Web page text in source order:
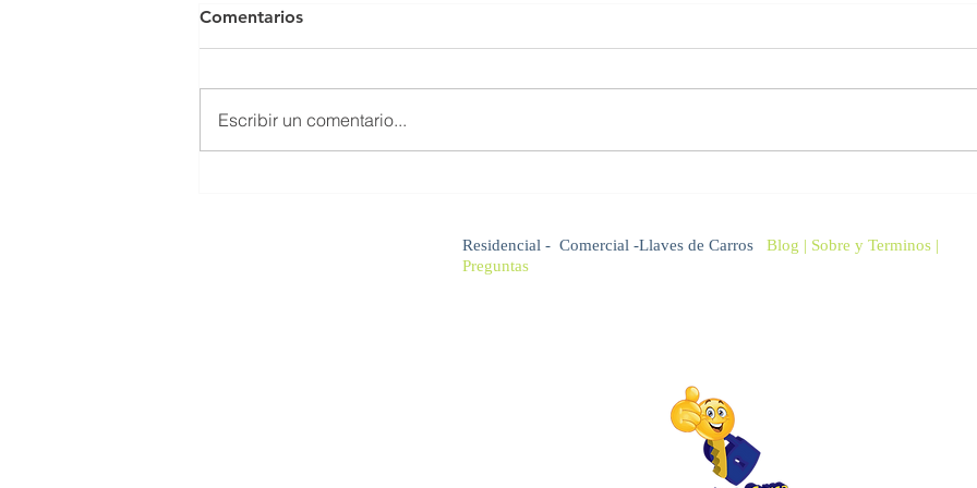
Feliz Navidad
sabes a quien acudir?
Comentarios
Escribir un comentario...
Residencial - Comercial -Llaves de Carros Blog | Sobre y Terminos |
Preguntas